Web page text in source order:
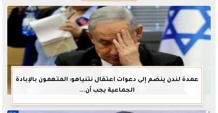
عمدة لندن ينضم إلى دعوات اعتقال نتنياهو: المتهمون بالإبادة
الجماعية يجب أن...